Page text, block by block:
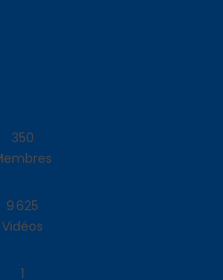
368
10 120
Vidéos
1